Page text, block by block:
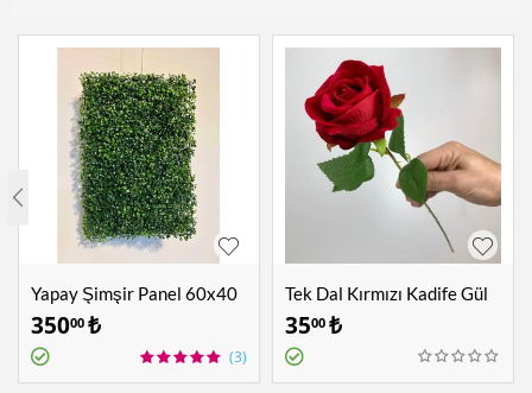
Yapay Şimşir Panel 60x40
cm
35000 ₺
(3)
Tek Dal Kırmızı Kadife Gül
3500 ₺